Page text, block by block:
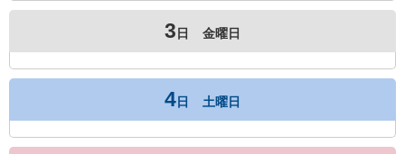
3 日 金曜日
4 日 土曜日